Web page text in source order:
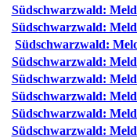
Südschwarzwald:
Südschwarzwald:
Südschwarzwald:
Südschwarzwald:
Südschwarzwald:
Südschwarzwald:
Südschwarzwald:
Südschwarzwald: